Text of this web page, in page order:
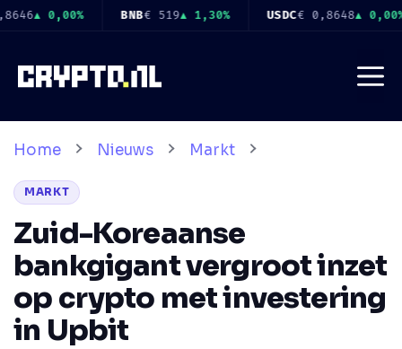
Ga
inhoud
USDC€ 0,8648 ▲ 0,00% XRP€ 0,8948 ▲ 0,40% SOL €
Home Nieuws Markt
MARKT
Zuid-Koreaanse
bankgigant vergroot inzet
op crypto met investering
in Upbit